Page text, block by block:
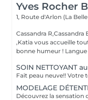
Yves Rocher
1, Route d'Arlon (La
Cassandra R,Cassandra
,Katia vous accueille
bonne
SOIN NETTOYANT
MODELAGE